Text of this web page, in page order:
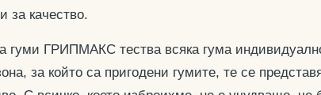
за качество.
гуми ГРИПМАКС тества всяка гума
за който са пригодени гумите, те се